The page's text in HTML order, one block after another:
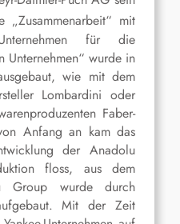
„Zusammenarbeit“ mit
für die
Unternehmen“ wurde in
wie mit dem
Lombardini oder
Faber-
Anfang an kam das
der Anadolu
floss, aus dem
Group wurde durch
Mit der Zeit